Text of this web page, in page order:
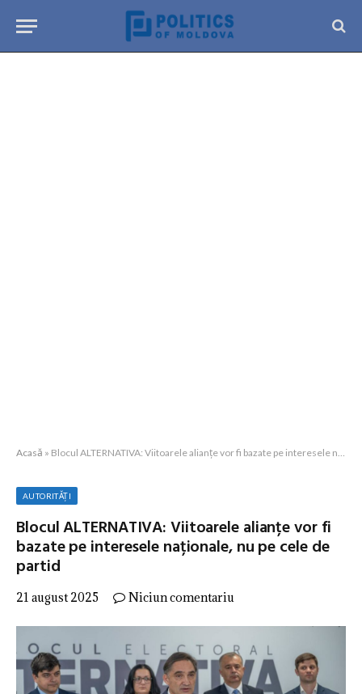
Acasă » Blocul ALTERNATIVA: Viitoarele alianțe vor fi bazate pe interesele naționale, nu pe cele de partid
AUTORITĂȚI
Blocul ALTERNATIVA: Viitoarele alianțe vor fi
bazate pe interesele naționale, nu pe cele de
partid
21 august 2025 Niciun comentariu